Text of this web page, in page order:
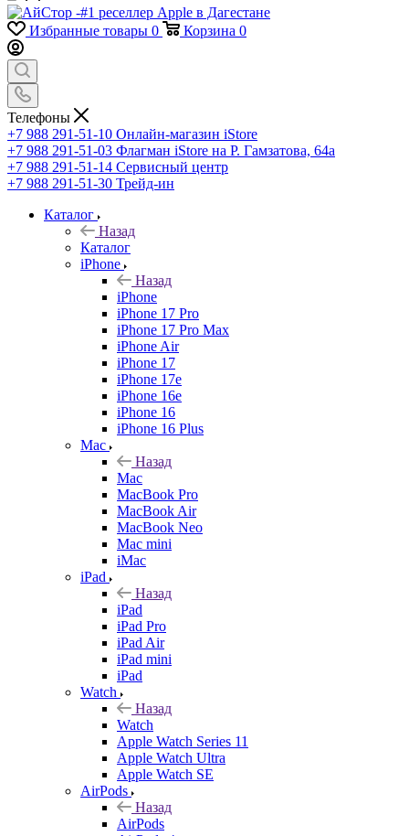
Избранные товары 0 Корзина 0
Телефоны
+7 988 291-51-10 Онлайн-магазин iStore
+7 988 291-51-03 Флагман iStore на Р. Гамзатова, 64а
+7 988 291-51-14 Сервисный центр
+7 988 291-51-30 Трейд-ин
Каталог
Назад
Каталог
iPhone
Назад
iPhone
iPhone 17 Pro
iPhone 17 Pro Max
iPhone Air
iPhone 17
iPhone 17e
iPhone 16e
iPhone 16
iPhone 16 Plus
Mac
Назад
Mac
MacBook Pro
MacBook Air
MacBook Neo
Mac mini
iMac
iPad
Назад
iPad
iPad Pro
iPad Air
iPad mini
iPad
Watch
Назад
Watch
Apple Watch Series 11
Apple Watch Ultra
Apple Watch SE
AirPods
Назад
AirPods